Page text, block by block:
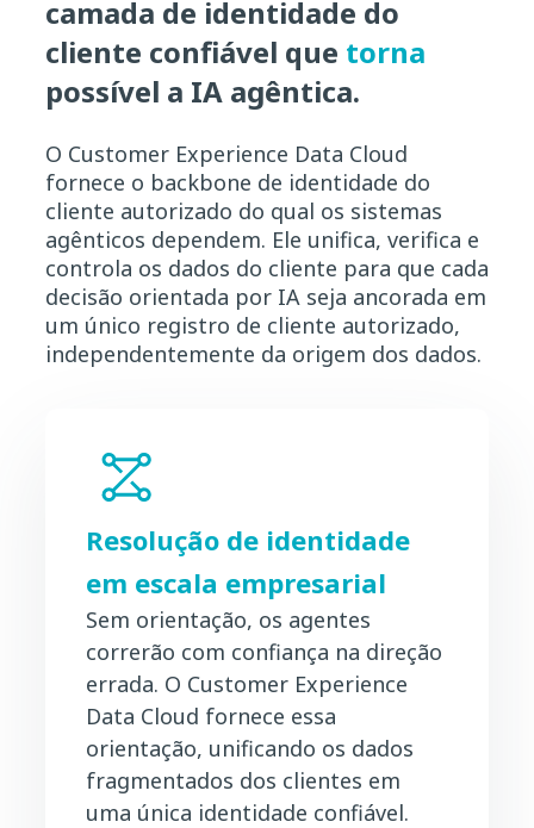
camada de identidade do
cliente confiável que torna
possível a IA agêntica.
O Customer Experience Data Cloud
fornece o backbone de identidade do
cliente autorizado do qual os sistemas
agênticos dependem. Ele unifica, verifica e
controla os dados do cliente para que cada
decisão orientada por IA seja ancorada em
um único registro de cliente autorizado,
independentemente da origem dos dados.
Resolução de identidade
em escala empresarial
Sem orientação, os agentes
correrão com confiança na direção
errada. O Customer Experience
Data Cloud fornece essa
orientação, unificando os dados
fragmentados dos clientes em
uma única identidade confiável.